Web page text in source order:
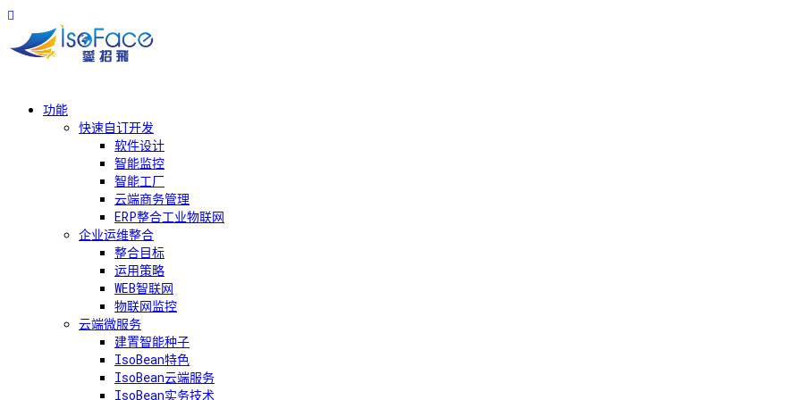
功能
快速自订开发
软件设计
智能监控
智能工厂
云端商务管理
ERP整合工业物联网
企业运维整合
整合目标
运用策略
WEB智联网
物联网监控
云端微服务
建置智能种子
IsoBean特色
IsoBean云端服务
IsoBean实务技术